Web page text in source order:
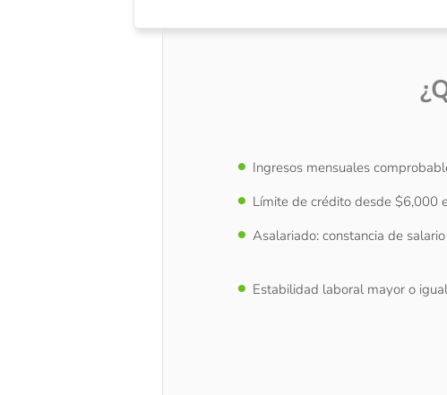
Ingresos mensuales
Límite de crédito desde $6,000
Asalariado: constancia de salario
Estabilidad laboral mayor o